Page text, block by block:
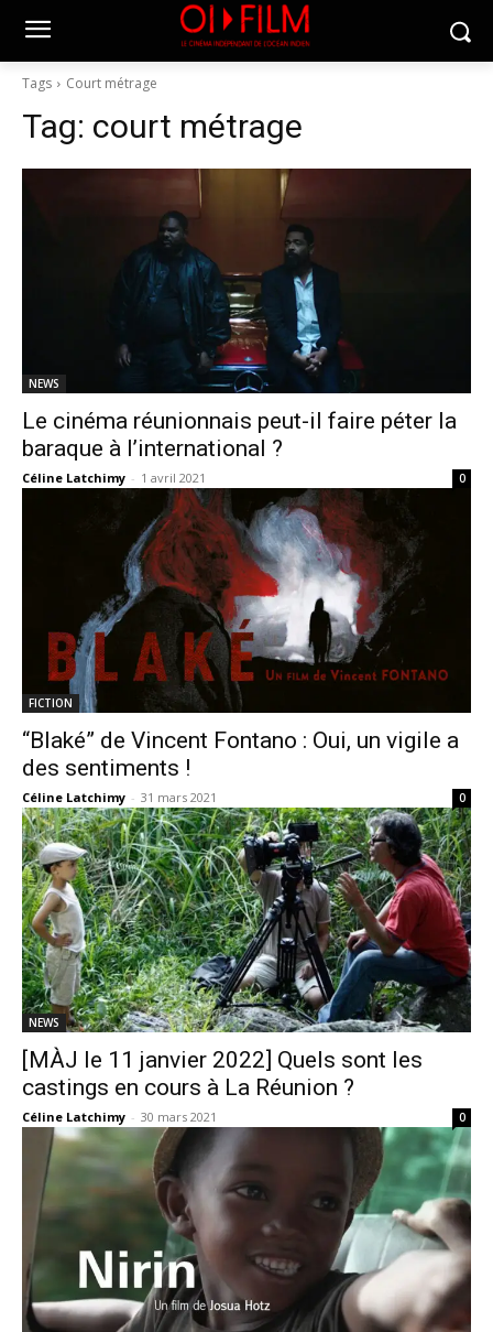
Tags Court métrage
Tag: court métrage
NEWS
Le cinéma réunionnais peut-il faire péter la
baraque à l’international ?
Céline Latchimy - 1 avril 2021 0
FICTION
“Blaké” de Vincent Fontano : Oui, un vigile a
des sentiments !
Céline Latchimy - 31 mars 2021 0
NEWS
[MÀJ le 11 janvier 2022] Quels sont les
castings en cours à La Réunion ?
Céline Latchimy - 30 mars 2021 0